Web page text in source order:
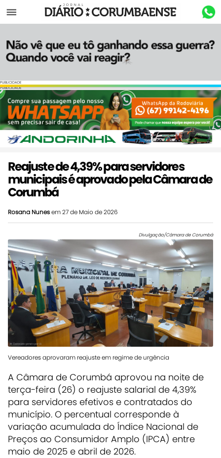
Menu
PUBLICIDADE
PUBLICIDADE
Reajuste de 4,39% para servidores
municipais é aprovado pela Câmara de
Corumbá
Rosana Nunesem 27 de Maio de 2026
Divulgação/Câmara de Corumbá
Vereadores aprovaram reajuste em regime de urgência
A Câmara de Corumbá aprovou na noite de
terça-feira (26) o reajuste salarial de 4,39%
para servidores efetivos e contratados do
município. O percentual corresponde à
variação acumulada do Índice Nacional de
Preços ao Consumidor Amplo (IPCA) entre
maio de 2025 e abril de 2026.